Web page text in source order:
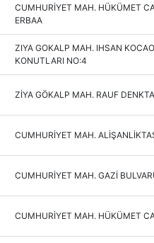
CUMHURİYET MAH. HÜKÜMET
ERBAA
ZIYA GOKALP MAH. IHSAN
KONUTLARI NO:4
ZİYA GÖKALP MAH. RAUF
CUMHURİYET MAH.
CUMHURİYET MAH. GAZİ
CUMHURİYET MAH. HÜKÜMET